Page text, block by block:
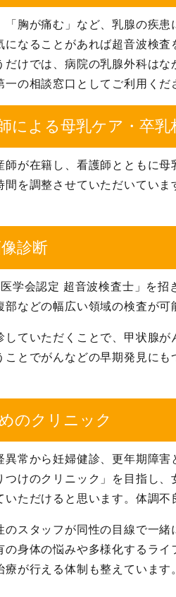
「胸が痛む」など、乳腺の疾
になることがあれば超音波検
だけでは、病院の乳腺外科は
の相談窓口としてご利用くだ
による母乳ケア・卒
師が在籍し、看護師とともに
間を調整させていただいてい
診断
学会認定 超音波検査士」を
などの幅広い領域の検査が可
していただくことで、甲状腺
ことでがんなどの早期発見に
のクリニック
異常から妊婦健診、更年期障
つけのクリニック」を目指し
ただけると思います。体調
のスタッフが同性の目線で一
の身体の悩みや多様化するラ
が行える体制も整えています